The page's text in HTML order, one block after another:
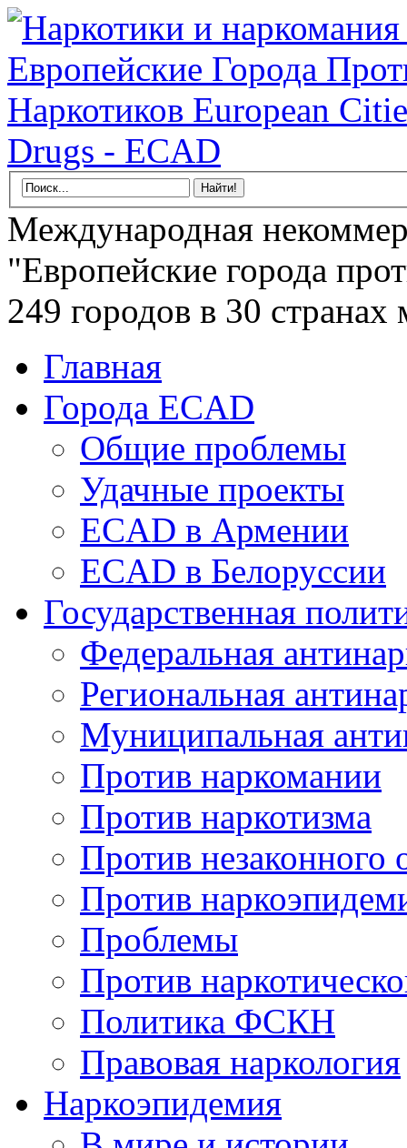
Международная
"Европейские города
249 городов в 30
Главная
Города ECAD
Общие проблемы
Удачные проекты
ECAD в Армении
ECAD в Белоруссии
Государственная
Федеральная
Региональная
Муниципальная
Против наркомании
Против наркотизма
Против незаконного
Против
Проблемы
Против
Политика ФСКН
Правовая наркология
Наркоэпидемия